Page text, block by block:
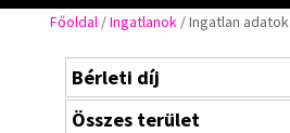
Főoldal /Ingatlanok / Ingatlan adatok
Bérleti díj
Összes terület